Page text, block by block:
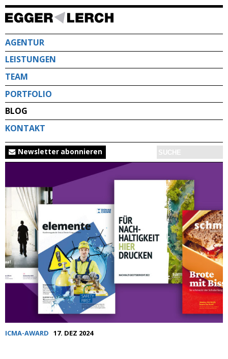
Direkt
zum
AGENTUR
LEISTUNGEN
TEAM
PORTFOLIO
BLOG
KONTAKT
Newsletter abonnieren
ICMA-AWARD 17. DEZ 2024